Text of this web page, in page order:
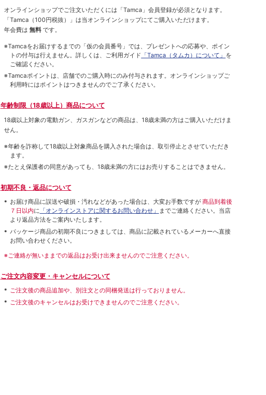
オンラインショップでご注⽂いただくには「Tamca」会員登録が必須となります。
「Tamca （100円税抜）
」は当オンラインショップにてご購⼊いただけます。
年会費は 無料 です。
※Tamcaをお届けするまでの「仮の会員番号」では、プレゼントへの応募や、ポイン
トの付与は⾏えません。詳しくは、ご利⽤ガイド 「Tamca（タムカ）について」 を
ご確認ください。
※Tamcaポイントは、店舗でのご購⼊時にのみ付与されます。オンラインショップご
利用時にはポイントはつきませんのでご了承ください。
年齢制限（18歳以上）商品について
18歳以上対象の電動ガン、ガスガンなどの商品は、18歳未満の方はご購入いただけま
せん。
※年齢を詐称して18歳以上対象商品を購入された場合は、取引停止とさせていただき
ます。
※たとえ保護者の同意があっても、18歳未満の方にはお売りすることはできません。
初期不良・返品について
お届け商品に誤送や破損・汚れなどがあった場合は、大変お手数ですが 商品到着後
７日以内に 「オンラインストアに関するお問い合わせ」 までご連絡ください。当店
より返品方法をご案内いたします。
パッケージ商品の初期不良につきましては、商品に記載されているメーカーへ直接
お問い合わせください。
※ご連絡が無いままでの返品はお受け出来ませんのでご注意ください。
ご注文内容変更・キャンセルについて
ご注文後の商品追加や、別注文との同梱発送は行っておりません。
ご注文後のキャンセルはお受けできませんのでご注意ください。